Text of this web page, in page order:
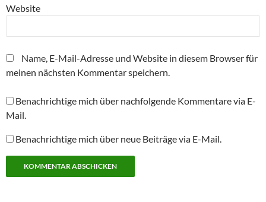
r
g
f
n
e
t
)
Website
Name, E-Mail-Adresse und Website in diesem Browser für
meinen nächsten Kommentar speichern.
Benachrichtige mich über nachfolgende Kommentare via E-
Mail.
Benachrichtige mich über neue Beiträge via E-Mail.